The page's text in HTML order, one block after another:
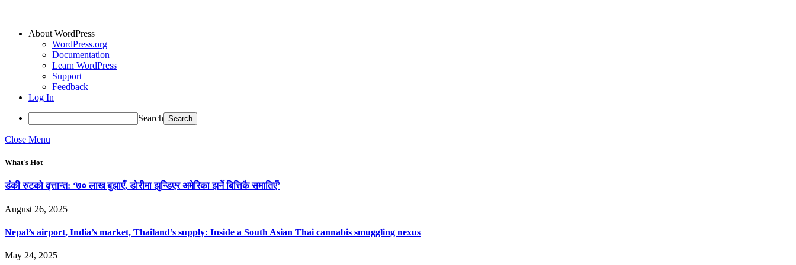
About WordPress
WordPress.org
Documentation
Learn WordPress
Support
Feedback
Log In
Search
Close Menu
What's Hot
डंकी रुटको वृत्तान्त: ‘७० लाख बुझाएँ, डोरीमा झुन्डिएर अमेरिका झर्ने बित्तिकै समातिएँ’
August 26, 2025
Nepal’s airport, India’s market, Thailand’s supply: Inside a South Asian Thai cannabis smuggling nexus
May 24, 2025